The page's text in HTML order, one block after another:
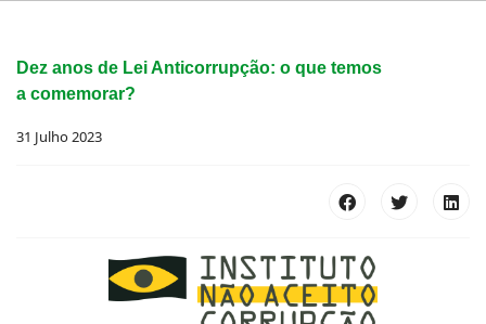
Dez anos de Lei Anticorrupção: o que temos
a comemorar?
31 Julho 2023